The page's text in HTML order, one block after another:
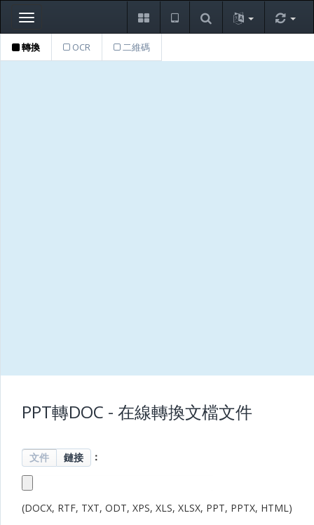
Toggle
navigation
轉換 OCR 二維碼
PPT轉DOC - 在線轉換文檔文件
文件 鏈接 ：
(DOCX, RTF, TXT, ODT, XPS, XLS, XLSX, PPT, PPTX, HTML)